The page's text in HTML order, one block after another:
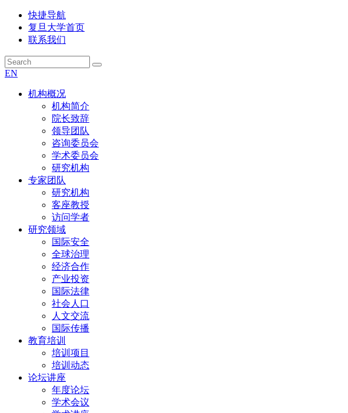
快捷导航
复旦大学首页
联系我们
EN
机构概况
机构简介
院长致辞
领导团队
咨询委员会
学术委员会
研究机构
专家团队
研究机构
客座教授
访问学者
研究领域
国际安全
全球治理
经济合作
产业投资
国际法律
社会人口
人文交流
国际传播
教育培训
培训项目
培训动态
论坛讲座
年度论坛
学术会议